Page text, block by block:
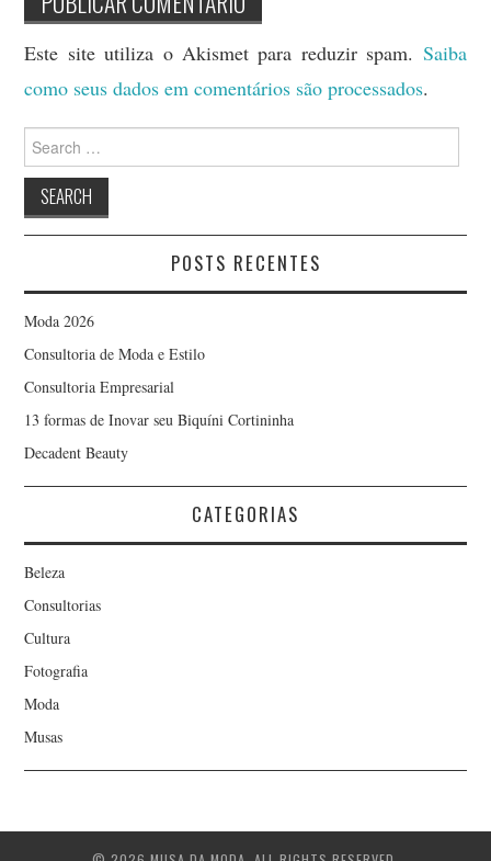
Este site utiliza o Akismet para reduzir spam. Saiba
como seus dados em comentários são processados.
Search
for:
POSTS RECENTES
Moda 2026
Consultoria de Moda e Estilo
Consultoria Empresarial
13 formas de Inovar seu Biquíni Cortininha
Decadent Beauty
CATEGORIAS
Beleza
Consultorias
Cultura
Fotografia
Moda
Musas